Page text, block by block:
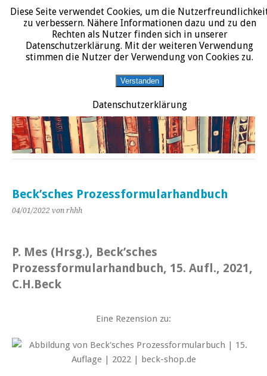
START DATENSCHUTZERKLÄRUNG IMPRESSUM ÜBER JURALIT
JURALIT
Rezensionen juristischer Literatur
Beck’sches Prozessformularhandbuch
04/01/2022 von rhhh
P. Mes (Hrsg.), Beck’sches
Prozessformularhandbuch, 15. Aufl., 2021,
C.H.Beck
Eine Rezension zu:
Diese Seite verwendet Cookies, um die
zu verbessern. Nähere Informationen dazu und zu den
Rechten als Nutzer finden sich in unserer
Datenschutzerklärung. Mit der weiteren Verwendung
stimmen die Nutzer der Verwendung von Cookies zu.
Verstanden
Datenschutzerklärung